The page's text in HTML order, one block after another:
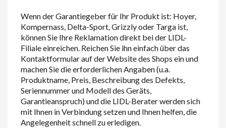
Wenn der Garantiegeber für Ihr Produkt ist: Hoyer,
Kompernass, Delta-Sport, Grizzly oder Targa ist,
können Sie Ihre Reklamation direkt bei der LIDL-
Filiale einreichen. Reichen Sie ihn einfach über das
Kontaktformular auf der Website des Shops ein und
machen Sie die erforderlichen Angaben (u.a.
Produktname, Preis, Beschreibung des Defekts,
Seriennummer und Modell des Geräts,
Garantieanspruch) und die LIDL-Berater werden sich
mit Ihnen in Verbindung setzen und Ihnen helfen, die
Angelegenheit schnell zu erledigen.